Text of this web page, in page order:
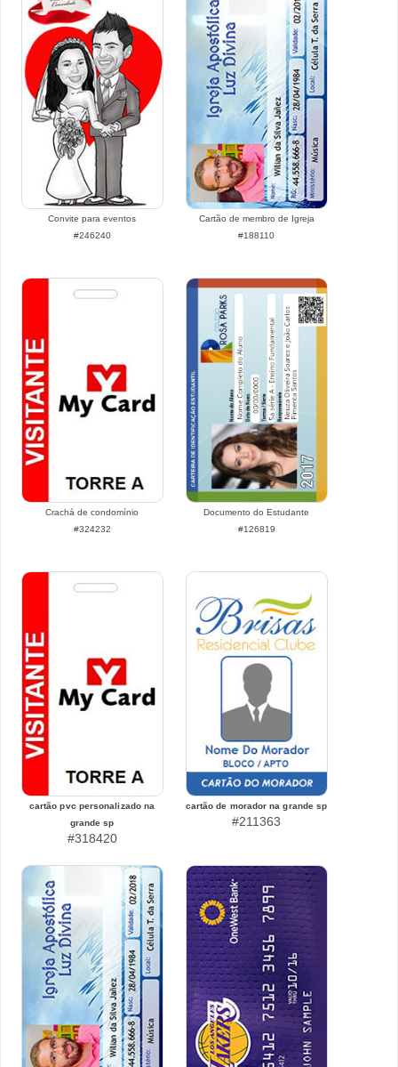
Convite para eventos
#246240
Cartão de membro de Igreja
#188110
Crachá de condomínio
#324232
Documento do Estudante
#126819
cartão pvc personalizado na
grande sp
#318420
cartão de morador na grande sp
#211363